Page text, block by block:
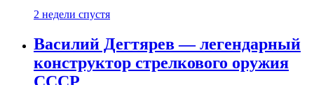
2 недели спустя
Василий Дегтярев — легендарный
конструктор стрелкового оружия